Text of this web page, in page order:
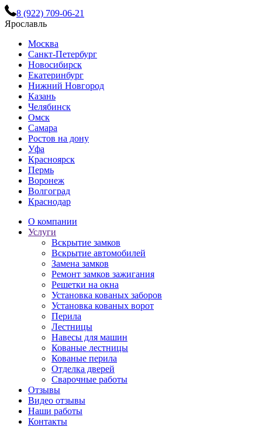
8 (922) 709-06-21
Ярославль
Москва
Санкт-Петербург
Новосибирск
Екатеринбург
Нижний Новгород
Казань
Челябинск
Омск
Самара
Ростов на дону
Уфа
Красноярск
Пермь
Воронеж
Волгоград
Краснодар
О компании
Услуги
Вскрытие замков
Вскрытие автомобилей
Замена замков
Ремонт замков зажигания
Решетки на окна
Установка кованых заборов
Установка кованых ворот
Перила
Лестницы
Навесы для машин
Кованые лестницы
Кованые перила
Отделка дверей
Сварочные работы
Отзывы
Видео отзывы
Наши работы
Контакты